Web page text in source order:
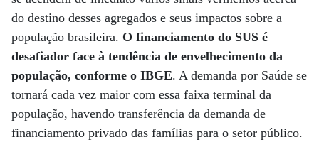
do destino desses agregados e seus impactos sobre a
população brasileira. O financiamento do SUS é
desafiador face à tendência de envelhecimento da
população, conforme o IBGE. A demanda por Saúde se
tornará cada vez maior com essa faixa terminal da
população, havendo transferência da demanda de
financiamento privado das famílias para o setor público.